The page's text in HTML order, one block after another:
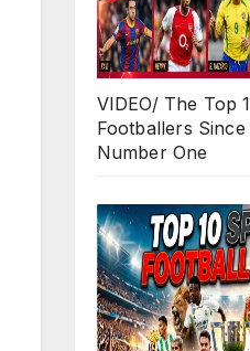
VIDEO/ The Top
Footballers
Number One